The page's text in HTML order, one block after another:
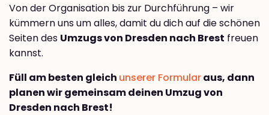
Von der Organisation bis zur Durchführung – wir
kümmern uns um alles, damit du dich auf die schönen
Seiten des Umzugs von Dresden nach Brest freuen
kannst.
Füll am besten gleich unserer Formularaus, dann
planen wir gemeinsam deinen Umzug von
Dresden nach Brest!